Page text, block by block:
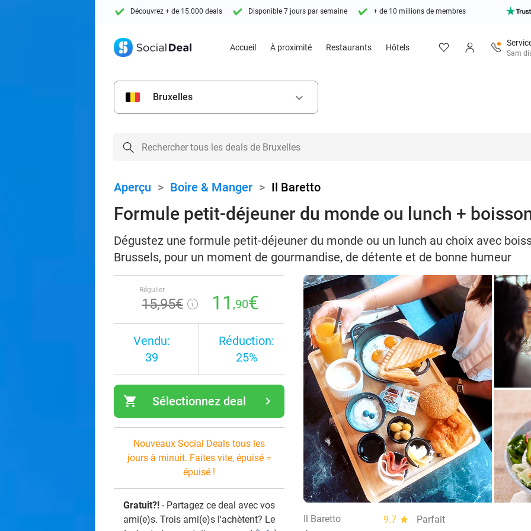
Découvrez + de 15.000 deals Disponible 7 jours par semaine + de 10 millions de membres
Accueil À proximité Restaurants Hôtels
Sam
Bruxelles keyboard_arrow_down
Aperçu > Boire & Manger > Il Baretto
Formule petit-déjeuner du monde ou lunch +
Dégustez une formule petit-déjeuner du monde ou un lunch au choix avec
Brussels, pour un moment de gourmandise, de détente et de bonne humeur
Régulier
15,95€ 11 ,90€
Vendu:
39
Réduction:
25%
shopping_cart navigate_next
Sélectionnez deal
Nouveaux Social Deals tous les
jours à minuit. Faites vite, épuisé =
épuisé !
Gratuit?! - Partagez ce deal avec vos
ami(e)s. Trois ami(e)s l'achètent? Le
Il Baretto 9.7 star
Parfait